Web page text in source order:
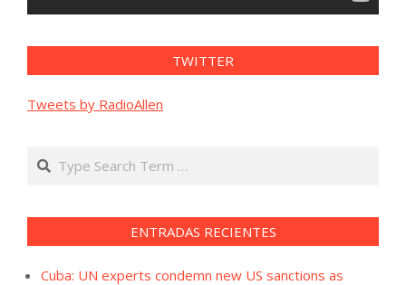
TWITTER
Tweets by RadioAllen
Search
ENTRADAS RECIENTES
Cuba: UN experts condemn new US sanctions as